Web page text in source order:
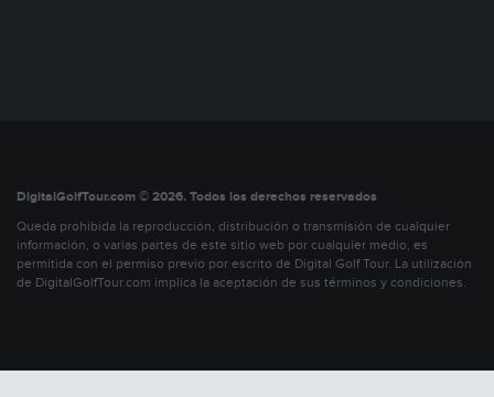
DigitalGolfTour.com © 2026. Todos los derechos reservados
Queda prohibida la reproducción, distribución o transmisión de cualquier
información, o varias partes de este sitio web por cualquier medio, es
permitida con el permiso previo por escrito de Digital Golf Tour. La utilización
de DigitalGolfTour.com implica la aceptación de sus términos y condiciones.